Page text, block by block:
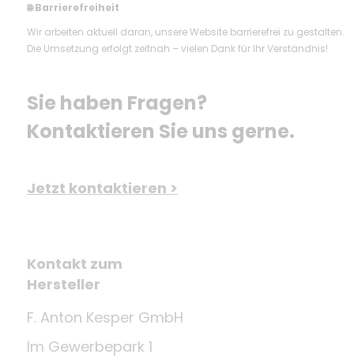
🌐Barrierefreiheit
Wir arbeiten aktuell daran, unsere Website barrierefrei zu gestalten.
Die Umsetzung erfolgt zeitnah – vielen Dank für Ihr Verständnis!
Sie haben Fragen?
Kontaktieren Sie uns gerne.
Jetzt kontaktieren >
Kontakt zum
Hersteller
F. Anton Kesper GmbH
Im Gewerbepark 1